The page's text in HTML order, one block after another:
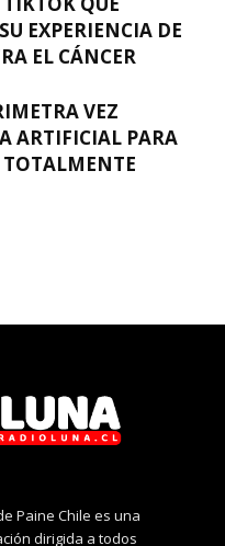
EXPERIENCIA DE
EL CÁNCER
VEZ
ARTIFICIAL PARA
TOTALMENTE
Paine Chile es una
dirigida a todos